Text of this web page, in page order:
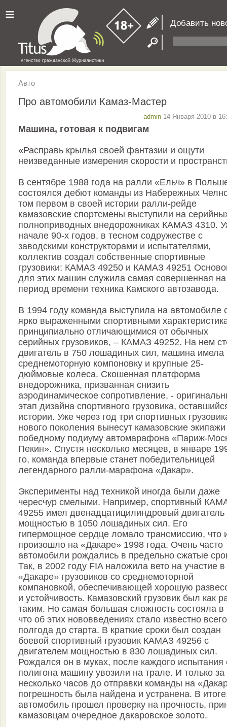
≡ Добавить
Авто
Про автомобили Камаз-Мастер
admin 14 Января 2010 в
Машина, готовая к подвигам
«Расправь крылья своей фантазии и ощути
неизведанные измерения скорости и
В сентябре 1988 года на ралли «Ельч» в
состоялся дебют команды из Набережных
том первом в своей истории ралли-рейде
камазовские спортсмены выступили на
полноприводных внедорожниках КАМАЗ 4310.
начале 90-х годов, в тесном содружестве с
заводскими конструкторами и испытателями,
коллектив создал собственные спортивные
грузовики: КАМАЗ 49250 и КАМАЗ 49251
для этих машин служила самая совершенная на
период времени техника Камского автозавода.
В 1994 году команда выступила на автомобиле
ярко выраженными спортивными
принципиально отличающимися от обычных
серийных грузовиков, – КАМАЗ 49252. На нем
двигатель в 750 лошадиных сил, машина имела
среднемоторную компоновку и крупные 25-
дюймовые колеса. Скошенная платформа
внедорожника, призванная снизить
аэродинамическое сопротивление, -
этап дизайна спортивного грузовика,
истории. Уже через год три спортивных
нового поколения вынесут камазовские экипажи
победному подиуму автомарафона «Париж-
Пекин». Спустя несколько месяцев, в январе
го, команда впервые станет победительницей
легендарного ралли-марафона «Дакар».
Эксперименты над техникой иногда были даже
чересчур смелыми. Например, спортивный
49255 имел двенадцатицилиндровый двигатель
мощностью в 1050 лошадиных сил. Его
гипермощное сердце ломало трансмиссию, что
произошло на «Дакаре» 1998 года. Очень часто
автомобили рождались в предельно сжатые
Так, в 2002 году FIA наложила вето на участие в
«Дакаре» грузовиков со среднемоторной
компановкой, обеспечивающей хорошую
и устойчивость. Камазовский грузовик был как
таким. Но самая большая сложность состояла в
что об этих нововведениях стало известно
полгода до старта. В краткие сроки был создан
боевой спортивный грузовик КАМАЗ 49256 с
двигателем мощностью в 830 лошадиных сил.
Рождался он в муках, после каждого испытания
полигона машину увозили на трале. И только за
несколько часов до отправки команды на
погрешность была найдена и устранена. В
автомобиль прошел проверку на прочность,
камазовцам очередное дакаровское золото.